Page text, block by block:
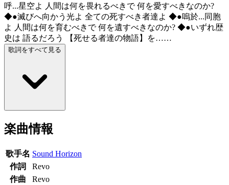
呼...星空よ 人間は何を畏れるべきで 何を愛すべきなのか?
◆●滅びへ向かう光よ 全ての死すべき者達よ ◆●嗚於...同胞
よ 人間は何を育むべきで 何を遺すべきなのか? ◆●いずれ歴
史は 語るだろう 【死せる者達の物語】を……
歌詞をすべて見る
楽曲情報
歌手名 Sound Horizon
作詞
Revo
作曲
Revo